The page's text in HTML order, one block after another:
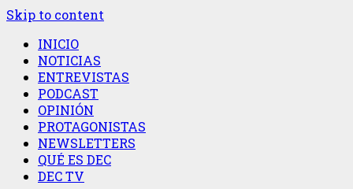
Skip to content
INICIO
NOTICIAS
ENTREVISTAS
PODCAST
OPINIÓN
PROTAGONISTAS
NEWSLETTERS
QUÉ ES DEC
DEC TV